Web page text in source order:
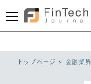
トップページ 金融業界